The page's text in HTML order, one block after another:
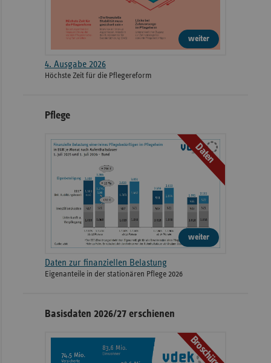
weiter
4. Ausgabe 2026
Höchste Zeit für die Pflegereform
Pflege
Daten
weiter
Daten zur finanziellen Belastung
Eigenanteile in der stationären Pflege 2026
Basisdaten 2026/27 erschienen
Broschüre